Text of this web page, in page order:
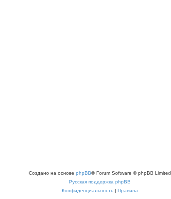
Создано на основе phpBB® Forum Software © phpBB Limited
Русская поддержка phpBB
Конфиденциальность | Правила